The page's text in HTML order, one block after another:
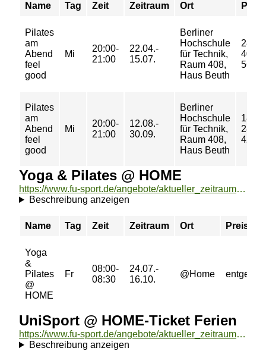
Name Tag Zeit Zeitraum Ort Preis
Pilates
am
Abend
feel
good
Mi
20:00-
21:00
22.04.-
15.07.
Berliner
Hochschule
für Technik,
Raum 408,
Haus Beuth
28/
40/
56 €
Pilates
am
Abend
feel
good
Mi
20:00-
21:00
12.08.-
30.09.
Berliner
Hochschule
für Technik,
Raum 408,
Haus Beuth
18/
28/
42 €
Yoga & Pilates @ HOME
https://www.fu-sport.de/angebote/aktueller_zeitraum/_Yoga__und__Pilates___HOME.html
Beschreibung anzeigen
Name Tag Zeit Zeitraum Ort Preis
Yoga
&
Pilates
@
HOME
Fr
08:00-
08:30
24.07.-
16.10.
@Home
UniSport @ HOME-Ticket Ferien
https://www.fu-sport.de/angebote/aktueller_zeitraum/_UniSport___HOME-Ticket_Ferien.html
Beschreibung anzeigen